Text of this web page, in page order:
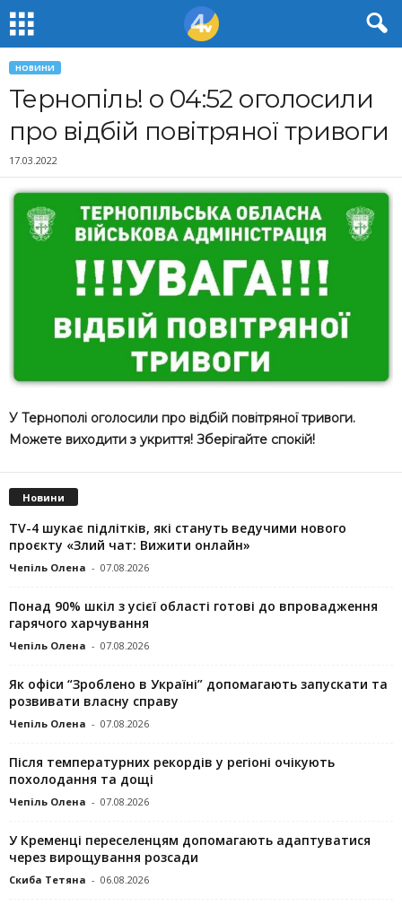
НОВИНИ
Тернопіль! о 04:52 оголосили
про відбій повітряної тривоги
17.03.2022
У Тернополі оголосили про відбій повітряної тривоги.
Можете виходити з укриття! Зберігайте спокій!
Новини
TV-4 шукає підлітків, які стануть ведучими нового
проєкту «Злий чат: Вижити онлайн»
Чепіль Олена - 07.08.2026
Понад 90% шкіл з усієї області готові до впровадження
гарячого харчування
Чепіль Олена - 07.08.2026
Як офіси “Зроблено в Україні” допомагають запускaти та
розвивати власну справу
Чепіль Олена - 07.08.2026
Після температурних рекордів у регіоні очікують
похолодання та дощі
Чепіль Олена - 07.08.2026
У Кременці переселенцям допомагають адаптуватися
через вирощування розсади
Скиба Тетяна - 06.08.2026